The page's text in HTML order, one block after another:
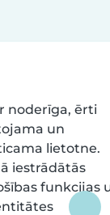
noderīga, ērti
un
lietotne.
iestrādātās
funkcijas